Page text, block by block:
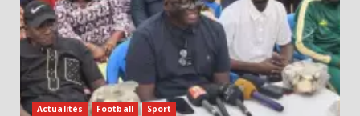
Actualités Football Sport